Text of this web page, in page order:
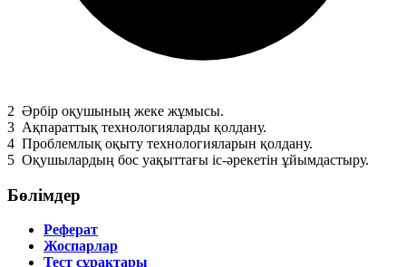
2 Әрбір оқушының жеке жұмысы.
3 Ақпараттық технологияларды қолдану.
4 Проблемлық оқыту технологияларын қолдану.
5 Оқушылардың бос уақыттағы іс-әрекетін ұйымдастыру.
Бөлімдер
Реферат
Жоспарлар
Тест сұрақтары